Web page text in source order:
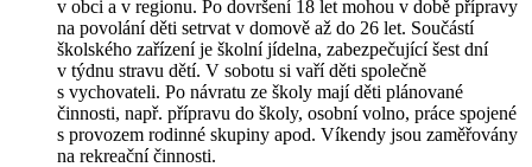
v obci a v regionu. Po dovršení 18 let mohou v době přípravy
na povolání děti setrvat v domově až do 26 let. Součástí
školského zařízení je školní jídelna, zabezpečující šest dní
v týdnu stravu dětí. V sobotu si vaří děti společně
s vychovateli. Po návratu ze školy mají děti plánované
činnosti, např. přípravu do školy, osobní volno, práce spojené
s provozem rodinné skupiny apod. Víkendy jsou zaměřovány
na rekreační činnosti.